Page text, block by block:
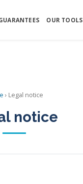
OUR TOOLS
› Legal notice
notice